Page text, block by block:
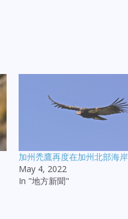
加州禿鷹再度在加州北部海
May 4, 2022
In "地方新聞"